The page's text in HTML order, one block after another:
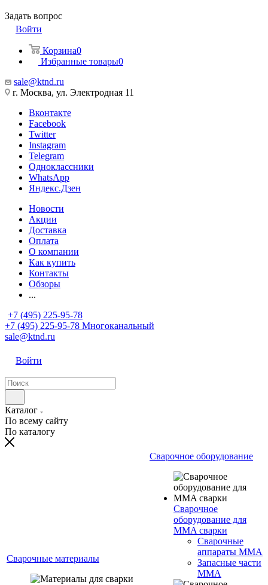
Задать вопрос
Войти
Корзина0
Избранные товары0
sale@ktnd.ru
г. Москва, ул. Электродная 11
Вконтакте
Facebook
Twitter
Instagram
Telegram
Одноклассники
WhatsApp
Яндекс.Дзен
Новости
Акции
Доставка
Оплата
О компании
Как купить
Контакты
Обзоры
...
+7 (495) 225-95-78
+7 (495) 225-95-78 Многоканальный
sale@ktnd.ru
Войти
Каталог
По всему сайту
По каталогу
Сварочные материалы
Сварочное оборудование
Сварочное
оборудование для
MMA сварки
Сварочные
аппараты MMA
Запасные части
MMA